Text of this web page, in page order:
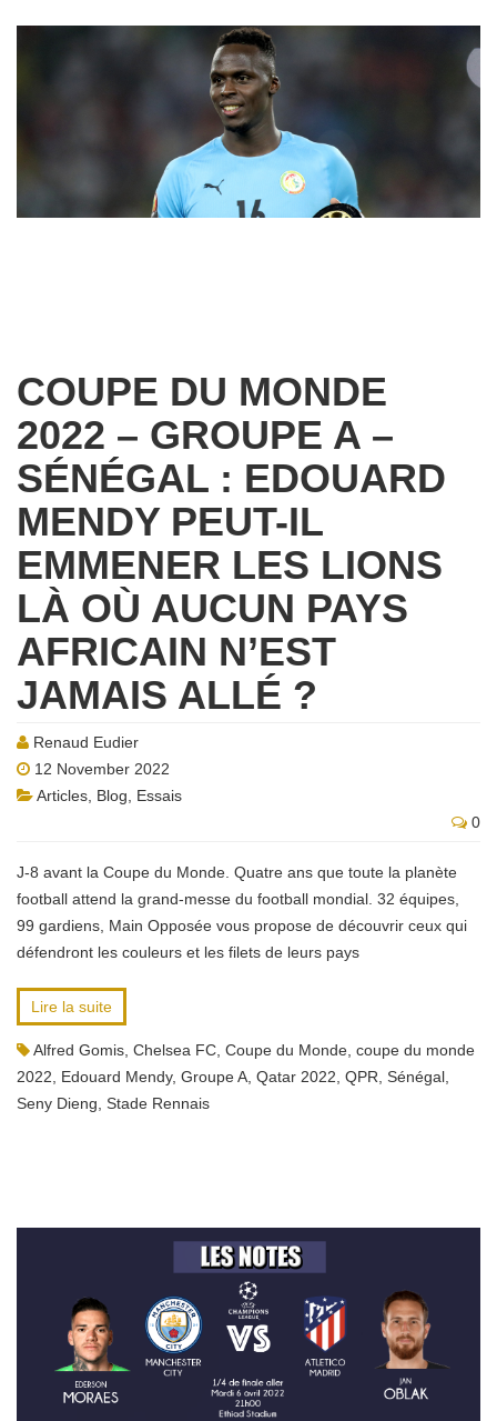
COUPE DU MONDE
2022 – GROUPE A –
SÉNÉGAL : EDOUARD
MENDY PEUT-IL
EMMENER LES LIONS
LÀ OÙ AUCUN PAYS
AFRICAIN N’EST
JAMAIS ALLÉ ?
Renaud Eudier
12 November 2022
Articles Blog
Essais
0
J-8 avant la Coupe du Monde. Quatre ans que toute la planète
football attend la grand-messe du football mondial. 32 équipes,
99 gardiens, Main Opposée vous propose de découvrir ceux qui
défendront les couleurs et les filets de leurs pays
Lire la suite
Alfred Gomis Chelsea FC Coupe du Monde coupe du monde
2022
Edouard Mendy, Groupe A Qatar 2022 QPR Sénégal
Seny Dieng Stade Rennais